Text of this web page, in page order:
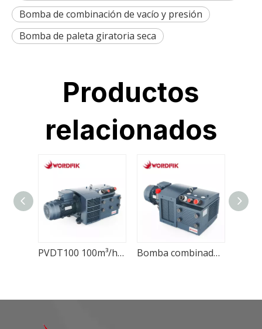
Bomba de combinación de vacío y presión
Bomba de paleta giratoria seca
Productos
relacionados
PVDT100 100m³/h 120m³/h Dos puertos de succión Wordfik Bomba combinada de presión de vacío de paletas rotativas secas sin aceite Bomba combinada de presión de vacío de paletas rotativas secas PVDT80, 80m³/h, 96m³/h ±50kPa Wordfik